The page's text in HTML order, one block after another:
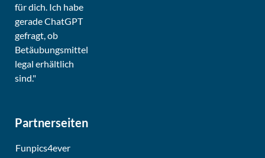
Partnerseiten
Funpics4ever